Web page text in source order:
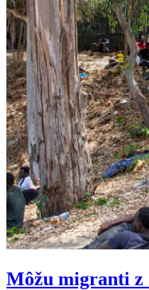
Môžu migranti